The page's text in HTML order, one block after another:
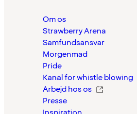
Om os
Strawberry Arena
Samfundsansvar
Morgenmad
Pride
Kanal for whistle blowing
Arbejd hos os
Presse